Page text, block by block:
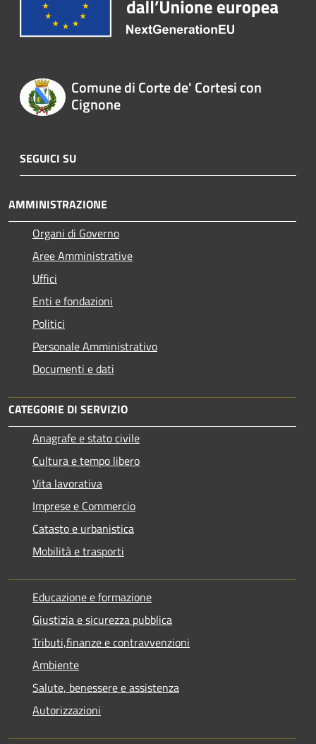
Comune di Corte de' Cortesi con
Cignone
SEGUICI SU
AMMINISTRAZIONE
Organi di Governo
Aree Amministrative
Uffici
Enti e fondazioni
Politici
Personale Amministrativo
Documenti e dati
CATEGORIE DI SERVIZIO
Anagrafe e stato civile
Cultura e tempo libero
Vita lavorativa
Imprese e Commercio
Catasto e urbanistica
Mobilità e trasporti
Educazione e formazione
Giustizia e sicurezza pubblica
Tributi,finanze e contravvenzioni
Ambiente
Salute, benessere e assistenza
Autorizzazioni